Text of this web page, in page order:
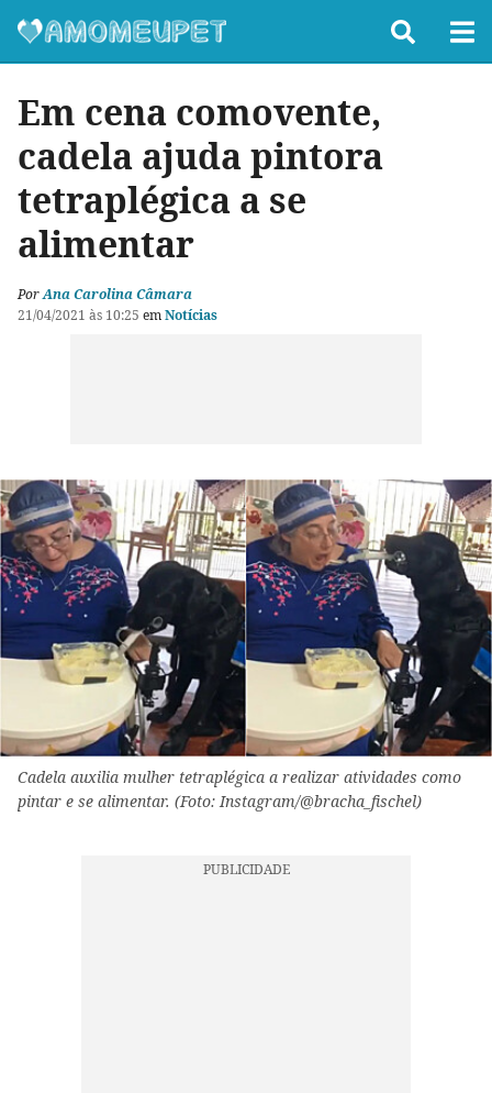
Em cena comovente,
cadela ajuda pintora
tetraplégica a se
alimentar
PorAna Carolina Câmara
21/04/2021 às 10:25 emNotícias
Cadela auxilia mulher tetraplégica a realizar atividades como
pintar e se alimentar. (Foto: Instagram/@bracha_fischel)